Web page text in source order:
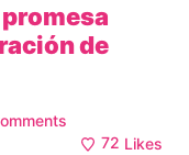
de
72 Likes